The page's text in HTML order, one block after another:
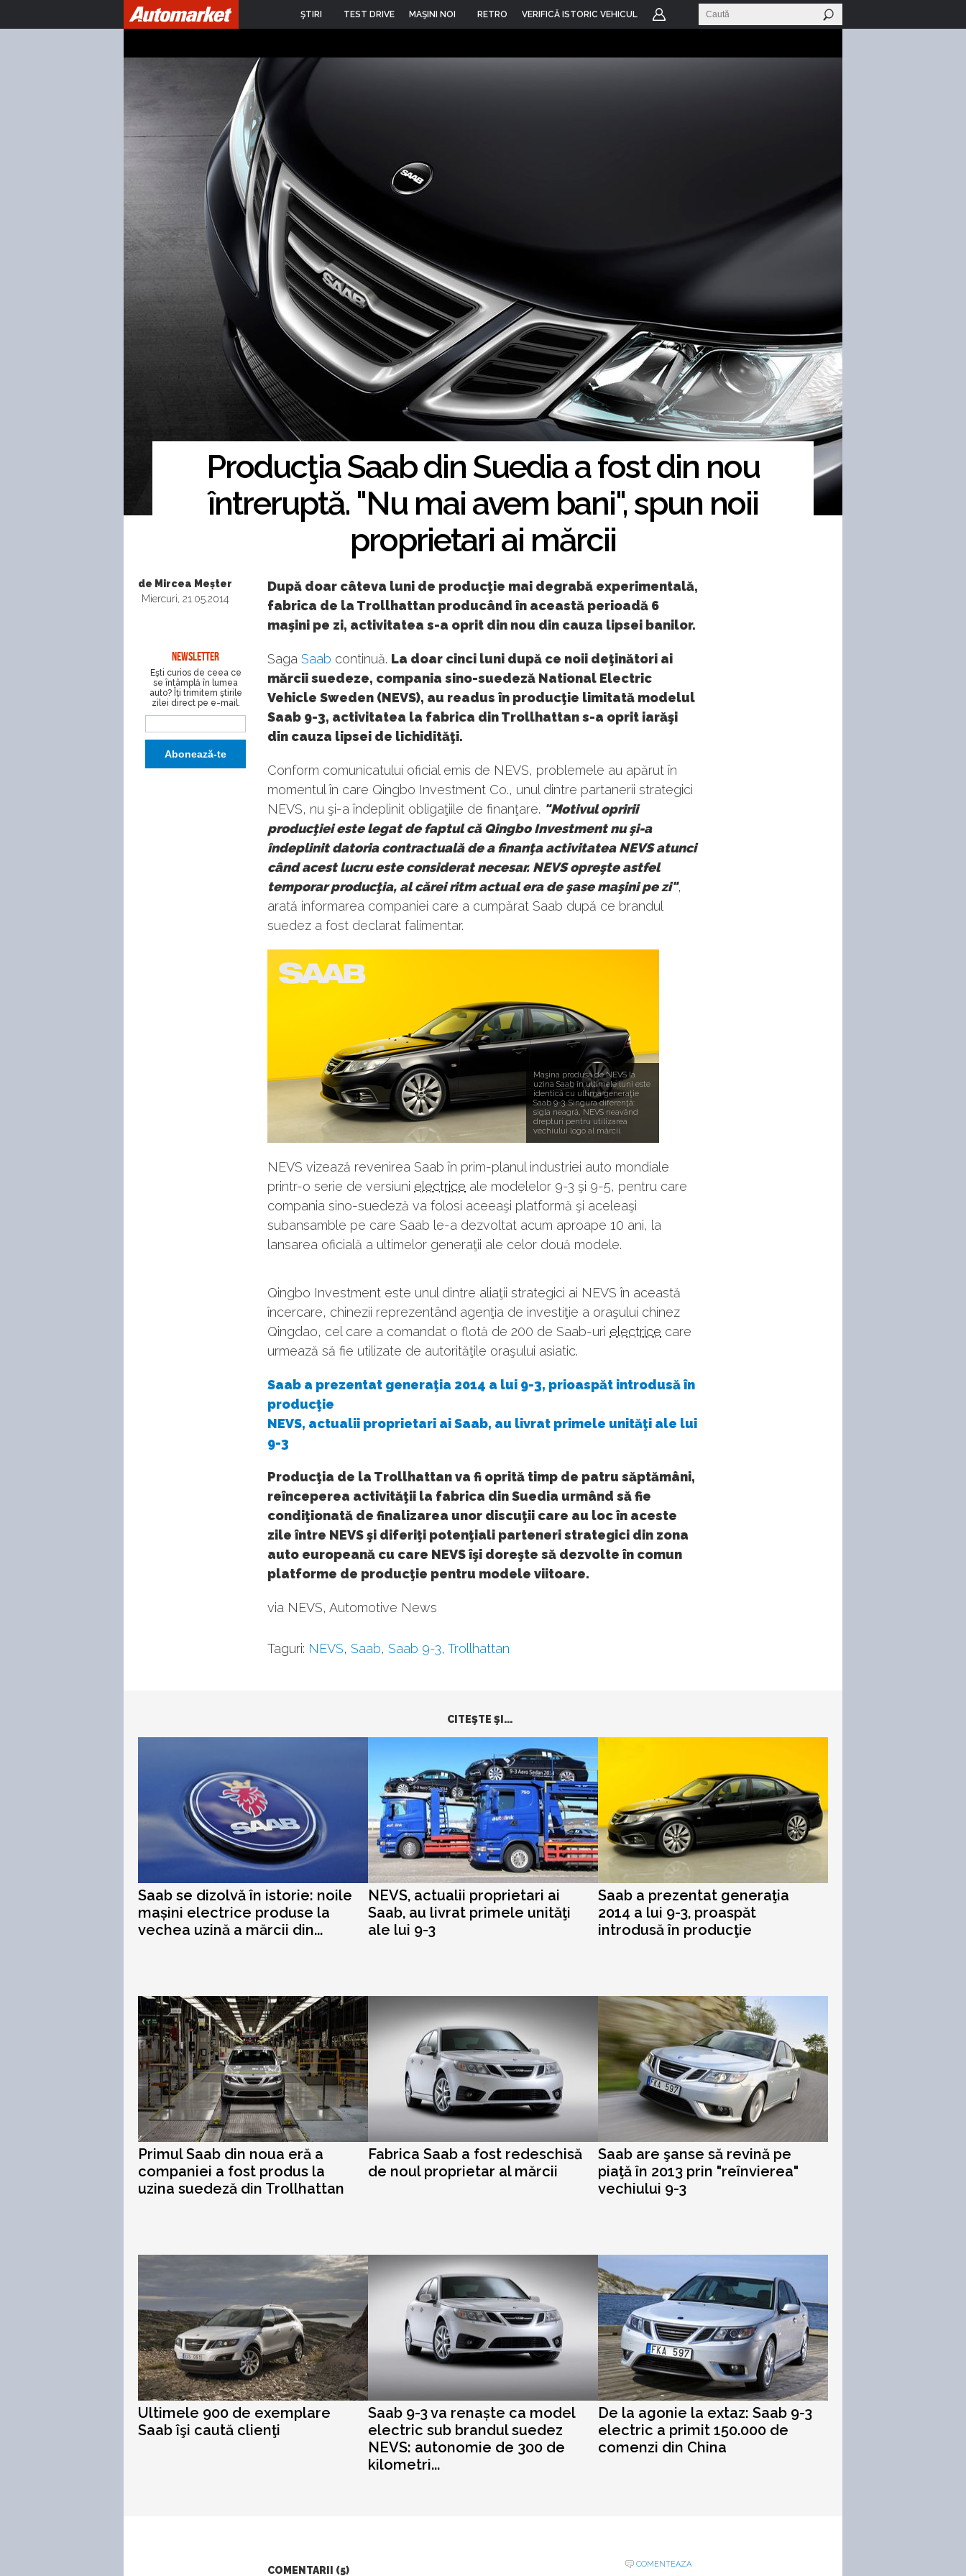
ŞTIRI TEST DRIVE MAŞINI NOI RETRO VERIFICĂ ISTORIC VEHICUL
Producţia Saab din Suedia a fost din nou
întreruptă. "Nu mai avem bani", spun noii
proprietari ai mărcii
de Mircea Meșter
Miercuri, 21.05.2014
NEWSLETTER
Eşti curios de ceea ce
se întâmplă în lumea
auto? Îţi trimitem ştirile
zilei direct pe e-mail.
După doar câteva luni de producţie mai degrabă experimentală,
fabrica de la Trollhattan producând în această perioadă 6
maşini pe zi, activitatea s-a oprit din nou din cauza lipsei banilor.
Saga Saab continuă. La doar cinci luni după ce noii deţinători ai
mărcii suedeze, compania sino-suedeză National Electric
Vehicle Sweden (NEVS), au readus în producţie limitată modelul
Saab 9-3, activitatea la fabrica din Trollhattan s-a oprit iarăşi
din cauza lipsei de lichidităţi.
Conform comunicatului oficial emis de NEVS, problemele au apărut în
momentul în care Qingbo Investment Co., unul dintre partanerii strategici
NEVS, nu şi-a îndeplinit obligaţiile de finanţare. "Motivul opririi
producţiei este legat de faptul că Qingbo Investment nu şi-a
îndeplinit datoria contractuală de a finanţa activitatea NEVS atunci
când acest lucru este considerat necesar. NEVS opreşte astfel
temporar producţia, al cărei ritm actual era de şase maşini pe zi",
arată informarea companiei care a cumpărat Saab după ce brandul
suedez a fost declarat falimentar.
Maşina produsă de NEVS la
uzina Saab în ultimele luni este
identică cu ultima generaţie
Saab 9-3. Singura diferenţă:
sigla neagră, NEVS neavând
drepturi pentru utilizarea
vechiului logo al mărcii.
NEVS vizează revenirea Saab în prim-planul industriei auto mondiale
printr-o serie de versiuni electrice ale modelelor 9-3 şi 9-5, pentru care
compania sino-suedeză va folosi aceeaşi platformă şi aceleaşi
subansamble pe care Saab le-a dezvoltat acum aproape 10 ani, la
lansarea oficială a ultimelor generaţii ale celor două modele.
Qingbo Investment este unul dintre aliaţii strategici ai NEVS în această
încercare, chinezii reprezentând agenţia de investiţie a oraşului chinez
Qingdao, cel care a comandat o flotă de 200 de Saab-uri electrice care
urmează să fie utilizate de autorităţile oraşului asiatic.
Saab a prezentat generaţia 2014 a lui 9-3, prioaspăt introdusă în
producţie
NEVS, actualii proprietari ai Saab, au livrat primele unităţi ale lui
9-3
Producţia de la Trollhattan va fi oprită timp de patru săptămâni,
reînceperea activităţii la fabrica din Suedia urmând să fie
condiţionată de finalizarea unor discuţii care au loc în aceste
zile între NEVS şi diferiţi potenţiali parteneri strategici din zona
auto europeană cu care NEVS îşi doreşte să dezvolte în comun
platforme de producţie pentru modele viitoare.
via NEVS, Automotive News
Taguri: NEVS, Saab, Saab 9-3, Trollhattan
CITEŞTE ŞI...
Saab se dizolvă în istorie: noile
mașini electrice produse la
vechea uzină a mărcii din...
NEVS, actualii proprietari ai
Saab, au livrat primele unităţi
ale lui 9-3
Saab a prezentat generaţia
2014 a lui 9-3, proaspăt
introdusă în producţie
Primul Saab din noua eră a
companiei a fost produs la
uzina suedeză din Trollhattan
Fabrica Saab a fost redeschisă
de noul proprietar al mărcii
Saab are şanse să revină pe
piaţă în 2013 prin "reînvierea"
vechiului 9-3
Ultimele 900 de exemplare
Saab îşi caută clienţi
Saab 9-3 va renaște ca model
electric sub brandul suedez
NEVS: autonomie de 300 de
kilometri...
De la agonie la extaz: Saab 9-3
electric a primit 150.000 de
comenzi din China
COMENTARII (5)
COMENTEAZA